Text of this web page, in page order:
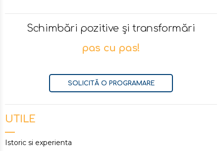
Schimbări pozitive și transformări
pas cu pas!
SOLICITĂ O PROGRAMARE
UTILE
Istoric si experienta